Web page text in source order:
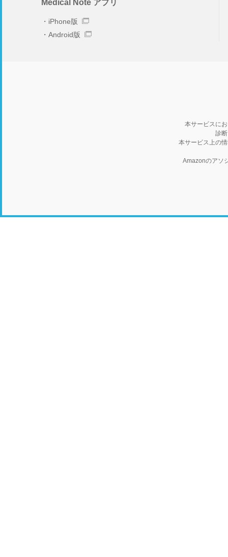
Medical Note アプリ
iPhone版
Android版
本サービスに
診
本サービス上の
Amazonのアソ